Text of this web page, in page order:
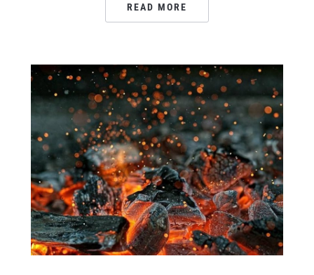
READ MORE